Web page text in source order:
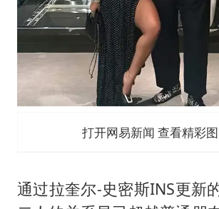
打开网易新闻 查看精彩
通过拉奎尔-史密斯INS更新